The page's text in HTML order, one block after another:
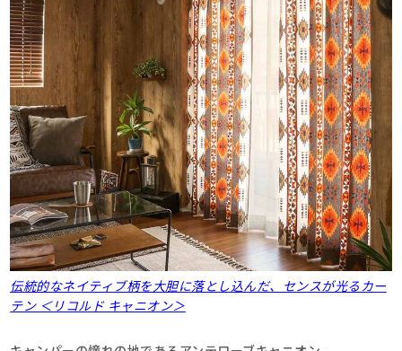
伝統的なネイティブ柄を大胆に落とし込んだ、センスが光るカー
テン ＜リコルド キャニオン＞